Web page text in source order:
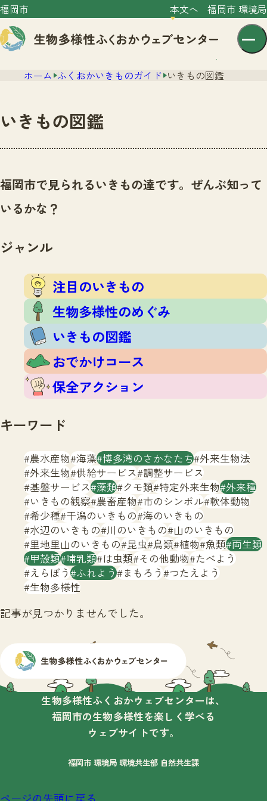
福岡市 本文へ 福岡市 環境局
文字サイズ 小 中 大
センター紹介
センター紹介TOP
サイトポリシー
ニュース
いきものガイド
注目のいきもの
生物多様性のめぐみ
いきもの図鑑
おでかけコース
保全アクション
イベント
いきもの調査隊
調査レポート
調査レポートTOP
調査結果
ふくおかいきものマップ
マッチング
マッチングTOP
掲載申し込みフォーム
お問合せ
生物多様性ふくおかウェブセンターとは
サイトマップ
ホーム ふくおかいきものガイド いきもの図鑑
いきもの図鑑
福岡市で見られるいきもの達です。ぜんぶ知って
いるかな？
ジャンル
注目のいきもの
生物多様性のめぐみ
いきもの図鑑
おでかけコース
保全アクション
キーワード
農水産物 海藻 博多湾のさかなたち 外来生物法
外来生物 供給サービス 調整サービス
基盤サービス 藻類 クモ類 特定外来生物 外来種
いきもの観察 農畜産物 市のシンボル 軟体動物
希少種 干潟のいきもの 海のいきもの
水辺のいきもの 川のいきもの 山のいきもの
里地里山のいきもの 昆虫 鳥類 植物 魚類 両生類
甲殻類 哺乳類 は虫類 その他動物 たべよう
えらぼう ふれよう まもろう つたえよう
生物多様性
記事が見つかりませんでした。
生物多様性ふくおかウェブセンターは、
福岡市の生物多様性を楽しく学べる
ウェブサイトです。
福岡市 環境局 環境共生部 自然共生課